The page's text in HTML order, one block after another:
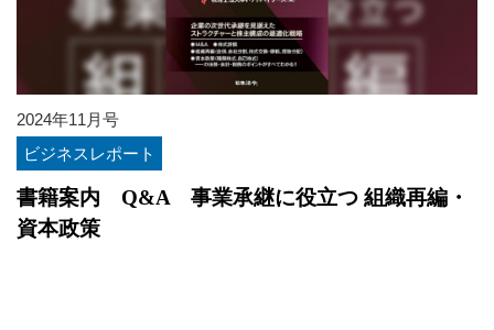
2024年11月号
ビジネスレポート
書籍案内 Q&A 事業承継に役立つ 組織再編・
資本政策